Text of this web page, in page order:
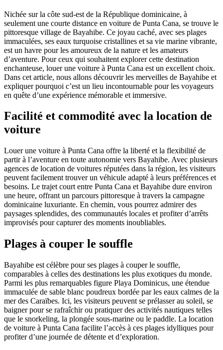
Nichée sur la côte sud-est de la République dominicaine, à
seulement une courte distance en voiture de Punta Cana, se trouve le
pittoresque village de Bayahibe. Ce joyau caché, avec ses plages
immaculées, ses eaux turquoise cristallines et sa vie marine vibrante,
est un havre pour les amoureux de la nature et les amateurs
d’aventure. Pour ceux qui souhaitent explorer cette destination
enchanteuse, louer une voiture à Punta Cana est un excellent choix.
Dans cet article, nous allons découvrir les merveilles de Bayahibe et
expliquer pourquoi c’est un lieu incontournable pour les voyageurs
en quête d’une expérience mémorable et immersive.
Facilité et commodité avec la location de
voiture
Louer une voiture à Punta Cana offre la liberté et la flexibilité de
partir à l’aventure en toute autonomie vers Bayahibe. Avec plusieurs
agences de location de voitures réputées dans la région, les visiteurs
peuvent facilement trouver un véhicule adapté à leurs préférences et
besoins. Le trajet court entre Punta Cana et Bayahibe dure environ
une heure, offrant un parcours pittoresque à travers la campagne
dominicaine luxuriante. En chemin, vous pourrez admirer des
paysages splendides, des communautés locales et profiter d’arrêts
improvisés pour capturer des moments inoubliables.
Plages à couper le souffle
Bayahibe est célèbre pour ses plages à couper le souffle,
comparables à celles des destinations les plus exotiques du monde.
Parmi les plus remarquables figure Playa Dominicus, une étendue
immaculée de sable blanc poudreux bordée par les eaux calmes de la
mer des Caraïbes. Ici, les visiteurs peuvent se prélasser au soleil, se
baigner pour se rafraîchir ou pratiquer des activités nautiques telles
que le snorkeling, la plongée sous-marine ou le paddle. La location
de voiture à Punta Cana facilite l’accès à ces plages idylliques pour
profiter d’une journée de détente et d’exploration.